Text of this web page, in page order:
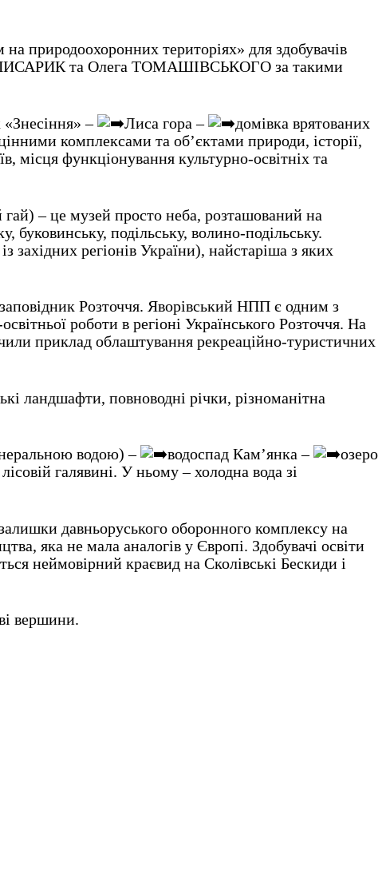
природоохоронних територіях» для здобувачів
ПИСАРИК та Олега ТОМАШІВСЬКОГО за такими
– Лиса гора –
домівка врятованих
комплексами та об’єктами природи, історії,
місця функціонування культурно-освітніх та
– це музей просто неба, розташований на
буковинську, подільську, волино-подільську.
західних регіонів України), найстаріша з яких
заповідник Розточчя. Яворівський НПП є одним з
роботи в регіоні Українського Розточчя. На
приклад облаштування рекреаційно-туристичних
ландшафти, повноводні річки, різноманітна
водою) – водоспад Кам’янка –
озеро
галявині. У ньому – холодна вода зі
давньоруського оборонного комплексу на
яка не мала аналогів у Європі. Здобувачі освіти
неймовірний краєвид на Сколівські Бескиди і
вершини.